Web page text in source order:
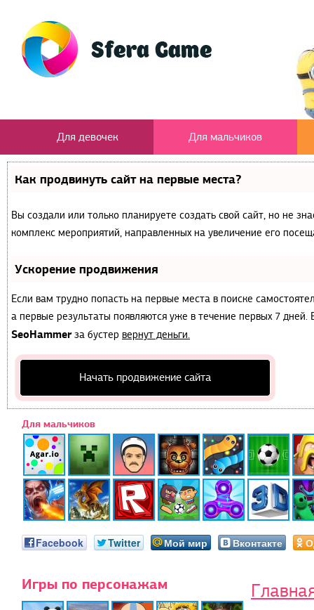
Для девочек Для мальчиков
Как продвинуть сайт на первые места?
Вы создали или только планируете создать свой сайт, но не
комплекс мероприятий, направленных на увеличение его
Ускорение продвижения
Если вам трудно попасть на первые места в поиске
а первые результаты появляются уже в течение первых 7
SeoHammerза бустер вернут деньги.
Начать продвижение сайта
Для мальчиков
Facebook Twitter Мой мир Вконтакте
Игры по персонажам